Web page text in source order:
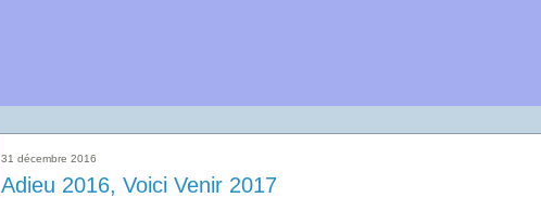
31 décembre 2016
Adieu 2016, Voici Venir 2017